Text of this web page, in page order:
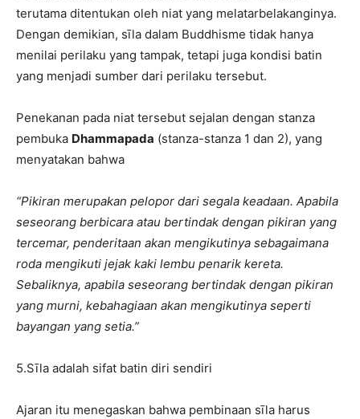
terutama ditentukan oleh niat yang melatarbelakanginya.
Dengan demikian, sīla dalam Buddhisme tidak hanya
menilai perilaku yang tampak, tetapi juga kondisi batin
yang menjadi sumber dari perilaku tersebut.
Penekanan pada niat tersebut sejalan dengan stanza
pembuka Dhammapada (stanza-stanza 1 dan 2), yang
menyatakan bahwa
“Pikiran merupakan pelopor dari segala keadaan. Apabila
seseorang berbicara atau bertindak dengan pikiran yang
tercemar, penderitaan akan mengikutinya sebagaimana
roda mengikuti jejak kaki lembu penarik kereta.
Sebaliknya, apabila seseorang bertindak dengan pikiran
yang murni, kebahagiaan akan mengikutinya seperti
bayangan yang setia.”
5.Sīla adalah sifat batin diri sendiri
Ajaran itu menegaskan bahwa pembinaan sīla harus